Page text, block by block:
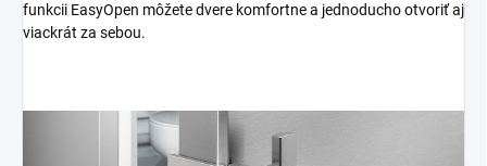
funkcii EasyOpen môžete dvere komfortne a jednoducho otvoriť aj
viackrát za sebou.